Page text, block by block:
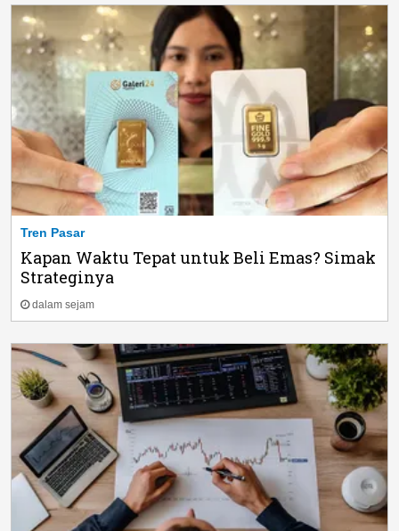
Tren Pasar
Kapan Waktu Tepat untuk Beli Emas? Simak
Strateginya
dalam sejam